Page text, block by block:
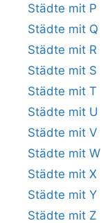
Städte mit P
Städte mit Q
Städte mit R
Städte mit S
Städte mit T
Städte mit U
Städte mit V
Städte mit W
Städte mit X
Städte mit Y
Städte mit Z